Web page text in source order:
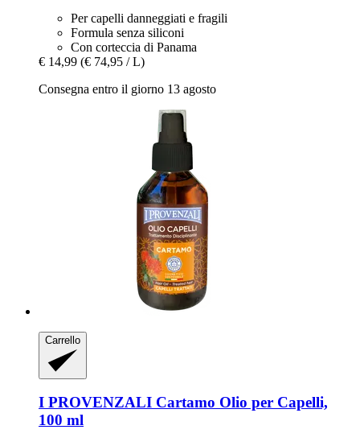
Per capelli danneggiati e fragili
Formula senza siliconi
Con corteccia di Panama
€ 14,99 (€ 74,95 / L)
Consegna entro il giorno 13 agosto
Carrello
I PROVENZALI Cartamo Olio per Capelli,
100 ml